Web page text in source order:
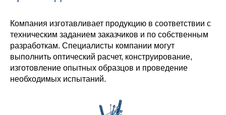
Компания изготавливает продукцию в соответствии с
техническим заданием заказчиков и по собственным
разработкам. Специалисты компании могут
выполнить оптический расчет, конструирование,
изготовление опытных образцов и проведение
необходимых испытаний.